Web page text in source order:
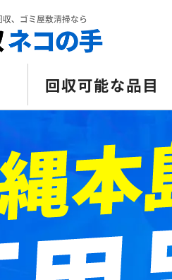
回収可能な品目